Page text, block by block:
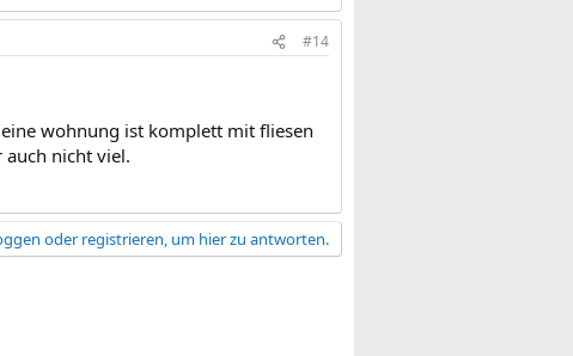
#14
wohnung ist komplett mit fliesen
nicht viel.
oder registrieren, um hier zu antworten.